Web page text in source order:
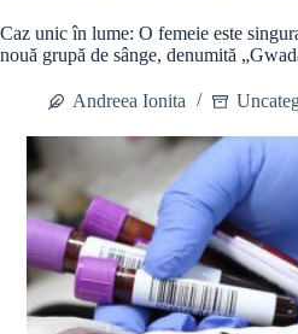
Caz unic în lume: O femeie este
nouă grupă de sânge, denumită
Andreea Ionita